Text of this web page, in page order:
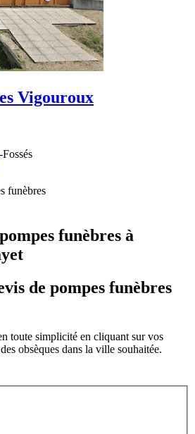
Vigouroux
funèbres
pompes funèbres à
de pompes funèbres
toute simplicité en cliquant sur vos
obsèques dans la ville souhaitée.